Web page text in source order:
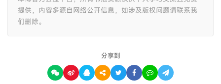
提供，内容多源自网络公开信息，如涉及版权问题请联系我
们删除。
分享到